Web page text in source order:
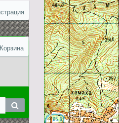
Корзина